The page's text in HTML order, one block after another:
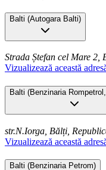
Balti (Autogara Balti)
Strada Ștefan cel Mare 2,
Vizualizează această
Balti (Benzinaria
str.N.Iorga, Bălți,
Vizualizează această
Balti (Benzinaria Petrom)